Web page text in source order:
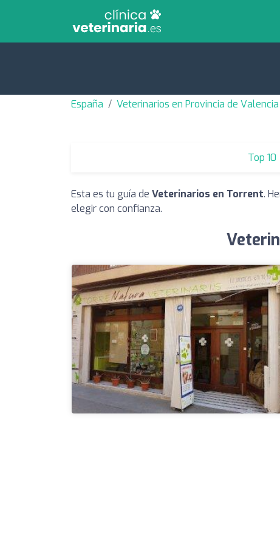
España Veterinarios en Provincia de Valencia
Top 10
Esta es tu guía de Veterinarios en Torrent.
elegir con confianza.